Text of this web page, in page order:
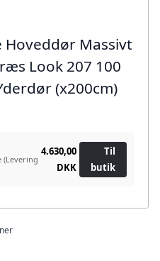
Hoveddør Massivt
Look 207 100
(x200cm)
(Levering
4.630,00
DKK
Til
butik